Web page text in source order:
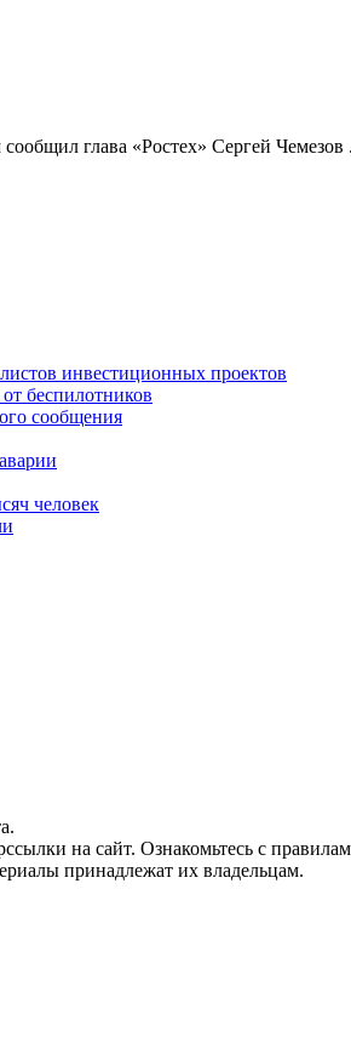
глава «Ростех» Сергей
инвестиционных проектов
беспилотников
сообщения
человек
на сайт. Ознакомьтесь с
принадлежат их владельцам.